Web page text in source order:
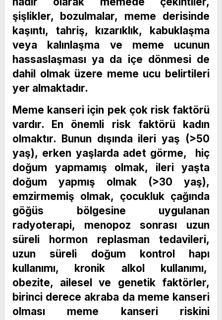
şişlikler, bozulmalar, meme derisinde
kaşıntı, tahriş, kızarıklık, kabuklaşma
veya kalınlaşma ve meme ucunun
hassaslaşması ya da içe dönmesi de
dahil olmak üzere meme ucu belirtileri
yer almaktadır.
Meme kanseri için pek çok risk faktörü
vardır. En önemli risk faktörü kadın
olmaktır. Bunun dışında ileri yaş (>50
yaş), erken yaşlarda adet görme, hiç
doğum yapmamış olmak, ileri yaşta
doğum yapmış olmak (>30 yaş),
emzirmemiş olmak, çocukluk çağında
göğüs bölgesine uygulanan
radyoterapi, menopoz sonrası uzun
süreli hormon replasman tedavileri,
uzun süreli doğum kontrol hapı
kullanımı, kronik alkol kullanımı,
obezite, ailesel ve genetik faktörler,
birinci derece akraba da meme kanseri
olması meme kanseri riskini